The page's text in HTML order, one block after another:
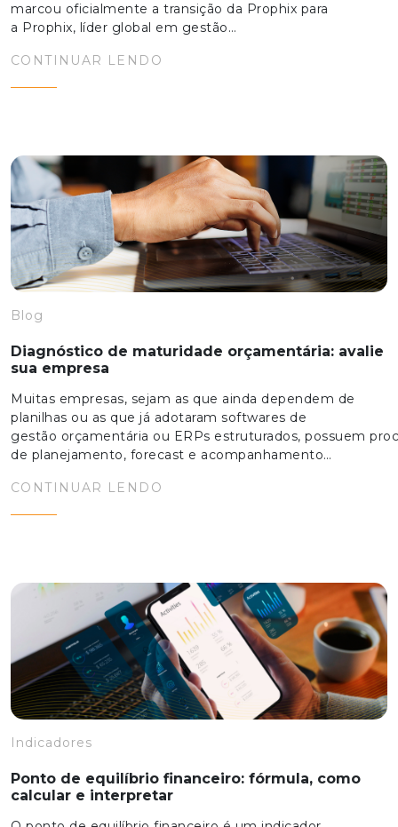
marcou oficialmente a transição da Prophix para
a Prophix, líder global em gestão…
CONTINUAR LENDO
Blog
Diagnóstico de maturidade orçamentária: avalie
sua empresa
Muitas empresas, sejam as que ainda dependem de
planilhas ou as que já adotaram softwares de
gestão orçamentária ou ERPs estruturados, possuem
de planejamento, forecast e acompanhamento…
CONTINUAR LENDO
Indicadores
Ponto de equilíbrio financeiro: fórmula, como
calcular e interpretar